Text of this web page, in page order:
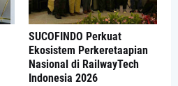
SUCOFINDO Perkuat
Ekosistem Perkeretaapian
Nasional di RailwayTech
Indonesia 2026